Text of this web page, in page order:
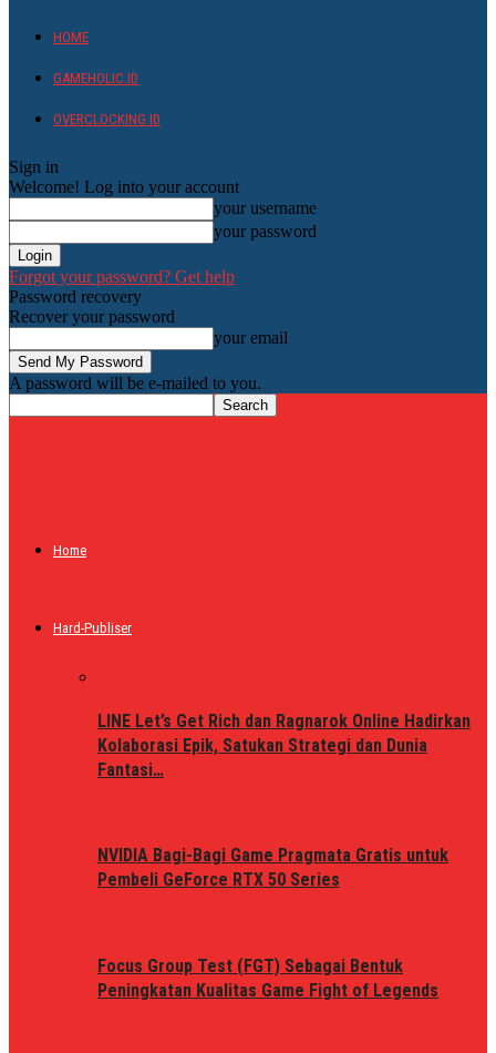
HOME
GAMEHOLIC.ID
OVERCLOCKING ID
Sign in
Welcome! Log into your account
your username
your password
Forgot your password? Get help
Password recovery
Recover your password
your email
A password will be e-mailed to you.
Home
Hard-Publiser
LINE Let’s Get Rich dan Ragnarok Online Hadirkan
Kolaborasi Epik, Satukan Strategi dan Dunia
Fantasi…
NVIDIA Bagi-Bagi Game Pragmata Gratis untuk
Pembeli GeForce RTX 50 Series
Focus Group Test (FGT) Sebagai Bentuk
Peningkatan Kualitas Game Fight of Legends